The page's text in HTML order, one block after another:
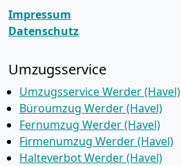
Impressum
Datenschutz
Umzugsservice
Umzugsservice Werder (Havel)
Büroumzug Werder (Havel)
Fernumzug Werder (Havel)
Firmenumzug Werder (Havel)
Halteverbot Werder (Havel)